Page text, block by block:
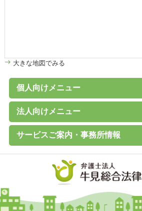
大きな地図でみる
個人向けメニュー
個人のお客様へ
家計診断・ライフプランアドバイス
債務整理（任意整理、個人再生、破産、
離婚その他家族の問題
高齢者の財産管理（後見、保佐、補助な
遺言書作成、遺産分割、相続税対策
交通事故、その他各種事故
労働問題
（未払賃金、不当解雇、労災など）
その他の民事事件
刑事事件 （刑事弁護、被害者支援、告訴
B型肝炎給付金
C型肝炎給付金
石綿（アスベスト）賠償金
破産に関するQ&A
過払い金に関するQ&A
離婚に関するQ&A
交通事故に関するQ&A
法人向けメニュー
法人のお客様へ
経営・法律顧問サービス
従業員支援プログラム（ＥＡＰ）
経営相談、経営計画作成サポートなど
会社設立、株主総会、代表訴訟、その他
売掛金等の与信管理・債権回収
契約書の作成・チェック
人事労務（就業規則、賃金、解雇など）
訴訟・紛争・クレーム
Ｍ＆Ａ・各種提携、事業承継
事業再生・倒産（民事再生、破産、特別
サービスご案内・事務所情報
事務所案内
基本理念
初回相談（平日）無料
費用見積り無料
料金一覧
よくあるご質問
お客様の声
メールマガジン無料登録
講演・セミナー実績
対応エリア
採用情報
地図
個人情報保護方針